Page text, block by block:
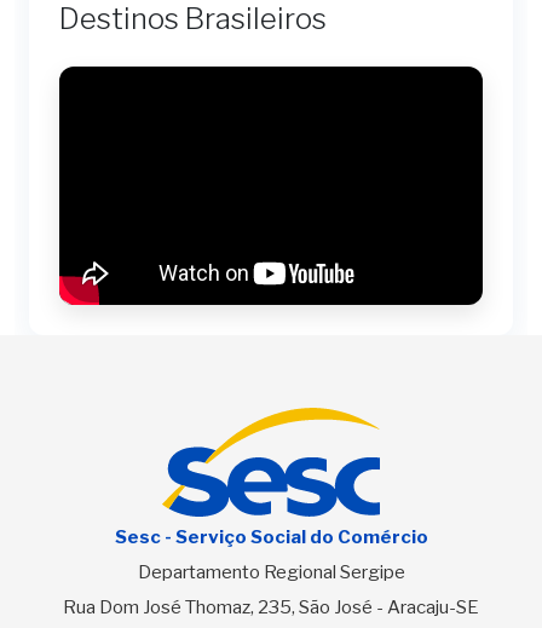
Destinos Brasileiros
Sesc - Serviço Social do Comércio
Departamento Regional Sergipe
Rua Dom José Thomaz, 235, São José - Aracaju-SE